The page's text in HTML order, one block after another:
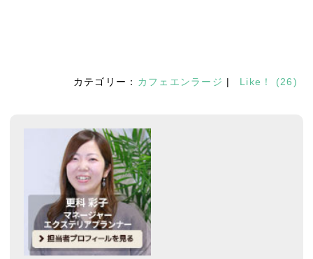
カテゴリー： カフェエンラージ | Like！ (26)